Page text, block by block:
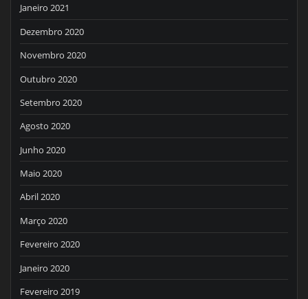
Janeiro 2021
Dezembro 2020
Novembro 2020
Outubro 2020
Setembro 2020
Agosto 2020
Junho 2020
Maio 2020
Abril 2020
Março 2020
Fevereiro 2020
Janeiro 2020
Fevereiro 2019